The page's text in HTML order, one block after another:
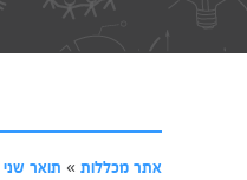
אתר מכללות » תואר שני